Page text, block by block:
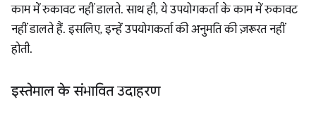
काम में रुकावट नहीं डालते. साथ ही, ये उपयोगकर्ता के काम में रुकावट
नहीं डालते हैं. इसलिए, इन्हें उपयोगकर्ता की अनुमति की ज़रूरत नहीं
होती.
इस्तेमाल के संभावित उदाहरण